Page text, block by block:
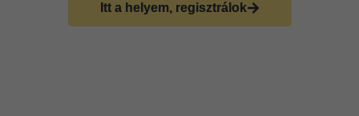
Itt a helyem, regisztrálok